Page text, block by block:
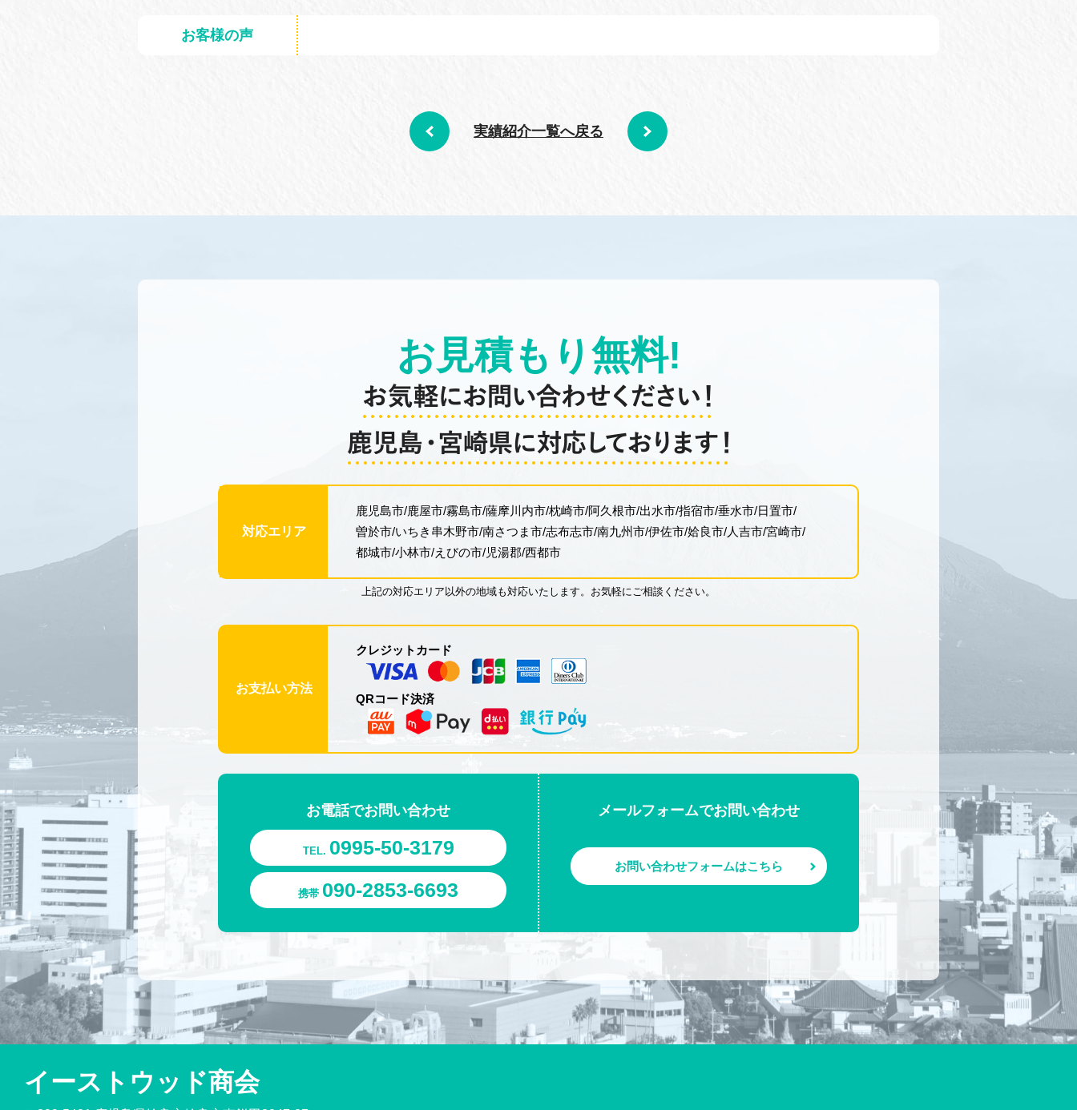
お客様の声
実績紹介一覧へ戻る
お見積もり無料!
対応エリア
鹿児島市 鹿屋市 霧島市 薩摩川内市 枕崎市 阿久根市 出水市 指宿市 垂水市 日置市
曽於市 いちき串木野市 南さつま市 志布志市 南九州市 伊佐市 姶良市 人吉市 宮崎市
都城市 小林市 えびの市 児湯郡 西都市
上記の対応エリア以外の地域も対応いたします。 お気軽にご相談ください。
お支払い方法
クレジットカード
QRコード決済
お電話でお問い合わせ
TEL. 0995-50-3179
携帯 090-2853-6693
メールフォームでお問い合わせ
お問い合わせフォームはこちら
イーストウッド商会